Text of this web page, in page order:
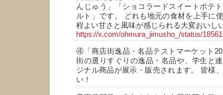
んじゅう」「ショコラードスイートポテ
ルト」です。 どれも地元の食材を上手に
程よい甘さと風味が感じられる大変おいし
https://x.com/ohmura_jimusho_/status/
④「商店街逸品・名品テストマーケット
街の選りすぐりの逸品・名品や、学生と
ジナル商品が展示・販売されます。 皆様
い！